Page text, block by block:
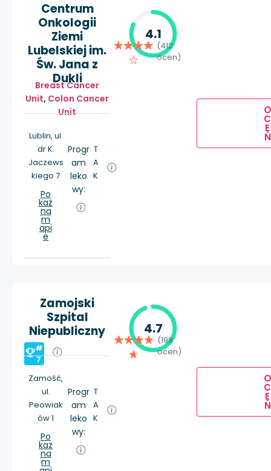
Centrum
Onkologii
Ziemi
Lubelskiej im.
Św. Jana z
Dukli
Breast Cancer
Unit, Colon Cancer
Unit
Lublin, ul.
dr K.
Jaczews
kiego 7
Po
każ
na
m
api
e
Progr
am
leko
wy:
T
A
K
4.1
(412
ocen)
O
C
E
Ń
Zamojski
Szpital
Niepubliczny
#
7
Zamość,
ul.
Peowiak
ów 1
Po
każ
na
m
Progr
am
leko
wy:
T
A
K
4.7
(198
ocen)
O
C
E
Ń